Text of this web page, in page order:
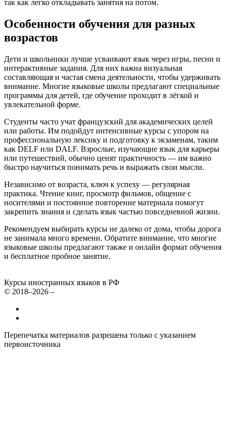
так как легко откладывать занятия на потом.
Особенности обучения для разных
возрастов
Дети и школьники лучше усваивают язык через игры, песни и
интерактивные задания. Для них важна визуальная
составляющая и частая смена деятельности, чтобы удерживать
внимание. Многие языковые школы предлагают специальные
программы для детей, где обучение проходит в лёгкой и
увлекательной форме.
Студенты часто учат французский для академических целей
или работы. Им подойдут интенсивные курсы с упором на
профессиональную лексику и подготовку к экзаменам, таким
как DELF или DALF. Взрослые, изучающие язык для карьеры
или путешествий, обычно ценят практичность — им важно
быстро научиться понимать речь и выражать свои мысли.
Независимо от возраста, ключ к успеху — регулярная
практика. Чтение книг, просмотр фильмов, общение с
носителями и постоянное повторение материала помогут
закрепить знания и сделать язык частью повседневной жизни.
Рекомендуем выбирать курсы не далеко от дома, чтобы дорога
не занимала много времени. Обратите внимание, что многие
языковые школы предлагают также и онлайн формат обучения
и бесплатное пробное занятие.
Курсы иностранных языков в РФ
© 2018–2026 –
Перепечатка материалов разрешена только с указанием
первоисточника